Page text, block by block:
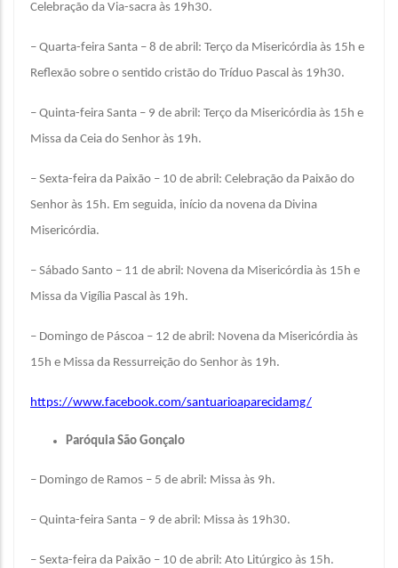
Celebração da Via-sacra às 19h30.
– Quarta-feira Santa – 8 de abril: Terço da Misericórdia às 15h e
Reflexão sobre o sentido cristão do Tríduo Pascal às 19h30.
– Quinta-feira Santa – 9 de abril: Terço da Misericórdia às 15h e
Missa da Ceia do Senhor às 19h.
– Sexta-feira da Paixão – 10 de abril: Celebração da Paixão do
Senhor às 15h. Em seguida, início da novena da Divina
Misericórdia.
– Sábado Santo – 11 de abril: Novena da Misericórdia às 15h e
Missa da Vigília Pascal às 19h.
– Domingo de Páscoa – 12 de abril: Novena da Misericórdia às
15h e Missa da Ressurreição do Senhor às 19h.
https://www.facebook.com/santuarioaparecidamg/
Paróquia São Gonçalo
– Domingo de Ramos – 5 de abril: Missa às 9h.
– Quinta-feira Santa – 9 de abril: Missa às 19h30.
– Sexta-feira da Paixão – 10 de abril: Ato Litúrgico às 15h.